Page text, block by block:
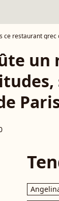
grec où il
un